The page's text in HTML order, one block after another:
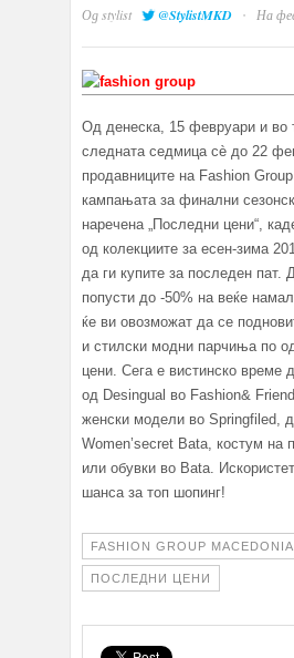
Одstylist @StylistMKD · На
Од денеска, 15 февруари и во
следната седмица сè до 22
продавниците на Fashion
кампањата за финални
наречена „Последни цени“,
од колекциите за есен-зима
да ги купите за последен пат.
попусти до -50% на веќе
ќе ви овозможат да се
и стилски модни парчиња по
цени. Сега е вистинско време
од Desingual во Fashion&
женски модели во Springfiled,
Women’secret Bata, костум на
или обувки во Bata.
шанса за топ шопинг!
FASHION GROUP MACEDONIA
ПОСЛЕДНИ ЦЕНИ